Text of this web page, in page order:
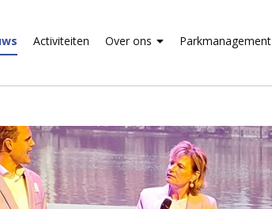
Activiteiten Over ons Parkmanagement